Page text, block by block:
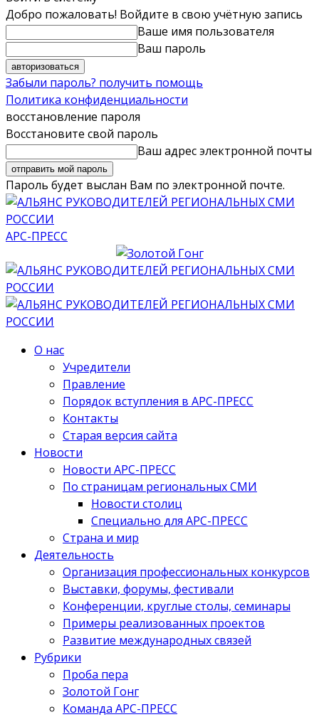
Добро пожаловать! Войдите в свою учётную запись
Ваше имя пользователя
Ваш пароль
Забыли пароль? получить помощь
Политика конфиденциальности
восстановление пароля
Восстановите свой пароль
Ваш адрес электронной почты
Пароль будет выслан Вам по электронной почте.
АРС-ПРЕСС
О нас
Учредители
Правление
Порядок вступления в АРС-ПРЕСС
Контакты
Старая версия сайта
Новости
Новости АРС-ПРЕСС
По страницам региональных СМИ
Новости столиц
Специально для АРС-ПРЕСС
Страна и мир
Деятельность
Организация профессиональных конкурсов
Выставки, форумы, фестивали
Конференции, круглые столы, семинары
Примеры реализованных проектов
Развитие международных связей
Рубрики
Проба пера
Золотой Гонг
Команда АРС-ПРЕСС